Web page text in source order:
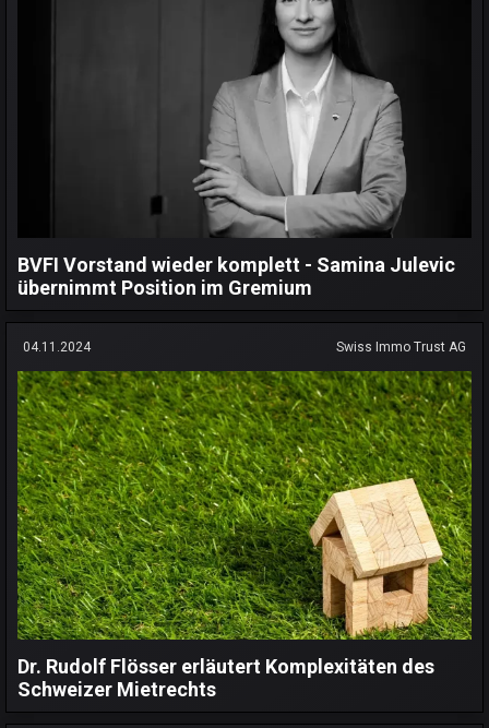
BVFI Vorstand wieder komplett - Samina Julevic
übernimmt Position im Gremium
04.11.2024 Swiss Immo Trust AG
Dr. Rudolf Flösser erläutert Komplexitäten des
Schweizer Mietrechts